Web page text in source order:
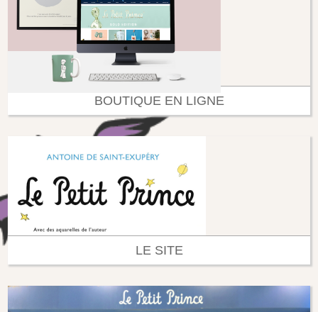
BOUTIQUE EN LIGNE
LE SITE